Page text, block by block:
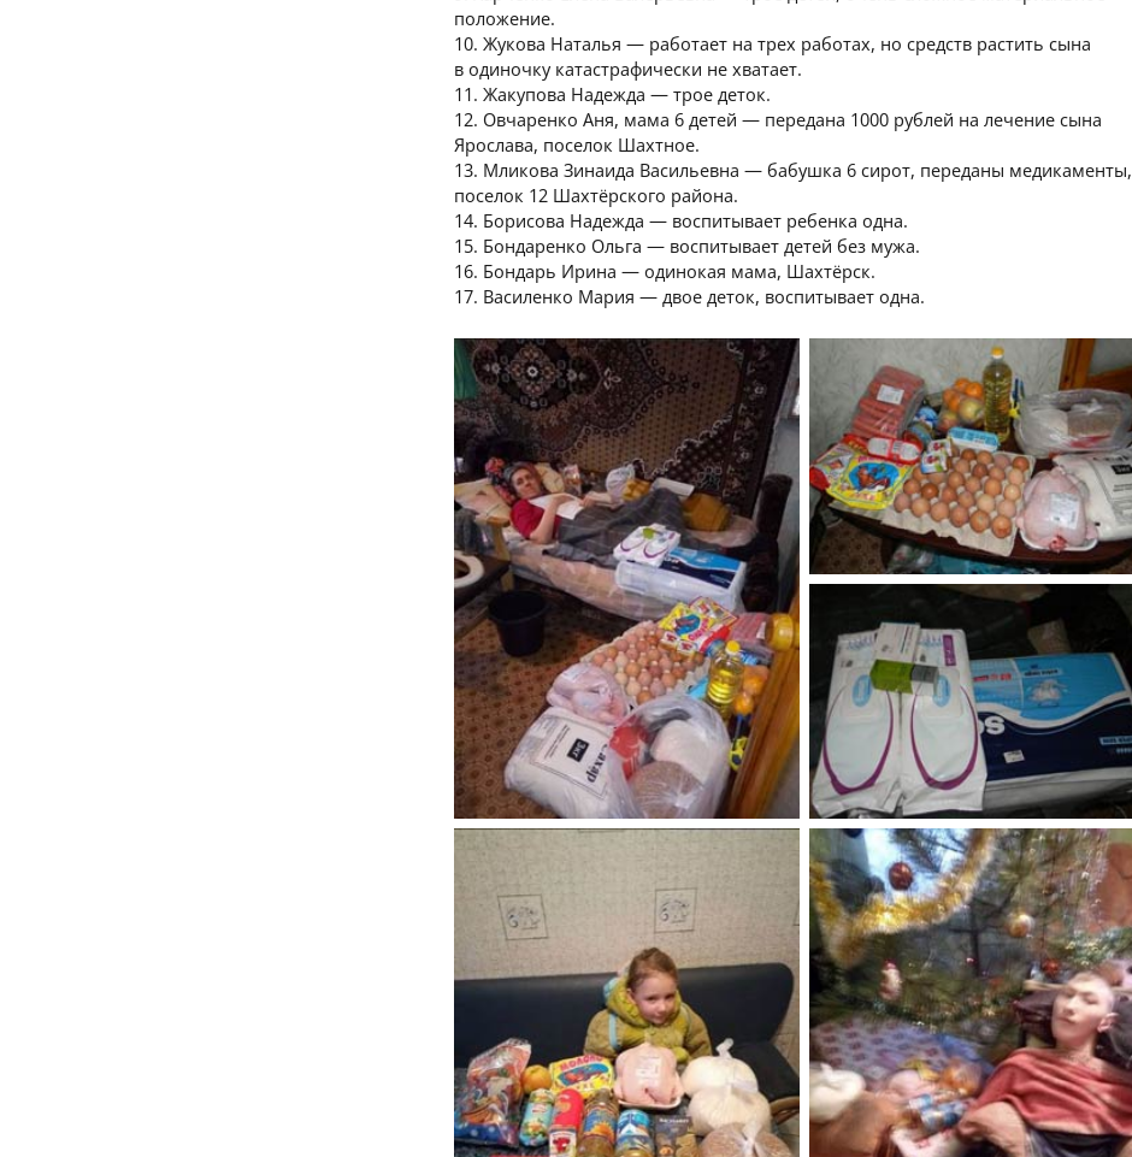
положение.
10. Жукова Наталья — работает на трех работах, но средств растить сына
в одиночку катастрафически не хватает.
11. Жакупова Надежда — трое деток.
12. Овчаренко Аня, мама 6 детей — передана 1000 рублей на лечение сына
Ярослава, поселок Шахтное.
13. Мликова Зинаида Васильевна — бабушка 6 сирот, переданы медикаменты,
поселок 12 Шахтёрского района.
14. Борисова Надежда — воспитывает ребенка одна.
15. Бондаренко Ольга — воспитывает детей без мужа.
16. Бондарь Ирина — одинокая мама, Шахтёрск.
17. Василенко Мария — двое деток, воспитывает одна.